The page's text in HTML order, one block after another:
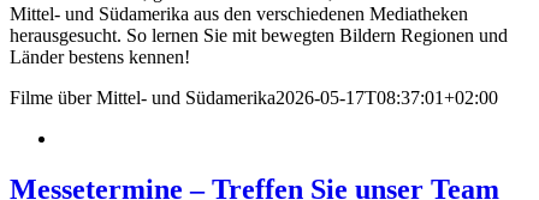
Mittel- und Südamerika aus den verschiedenen Mediatheken
herausgesucht. So lernen Sie mit bewegten Bildern Regionen und
Länder bestens kennen!
Filme über Mittel- und Südamerika2026-05-17T08:37:01+02:00
Messetermine – Treffen Sie unser Team